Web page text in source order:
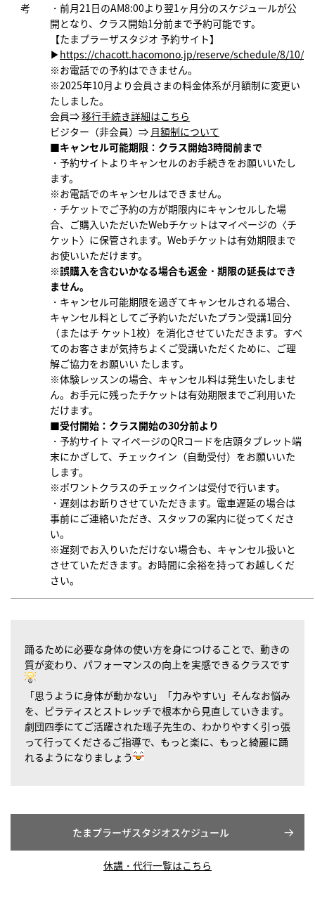
考
・前月21日のAM8:00より翌1ヶ月分のスケジュールが公
開となり、クラス開始1分前まで予約可能です。
【たまプラーザスタジオ 予約サイト】
▶ https://chacott.hacomono.jp/reserve/schedule/8/10/
※お電話での予約はできません。
※2025年10月より会員さまの料金体系が月額制に変更い
たしました。
会員⇒移行手続き詳細はこちら
ビジター（非会員）⇒ 月額制について
■キャンセル可能期限：クラス開始3時間前まで
・予約サイトよりキャンセルのお手続きをお願いいたし
ます。
※お電話でのキャンセルはできません。
・チケットでご予約の方が期限内にキャンセルした場
合、ご購入いただいたWebチケットはマイページの〈チ
ケット〉に保管されます。Webチケットは有効期限まで
お使いいただけます。
※誤購入を含むいかなる場合も返金・期限の延長はでき
ません。
・キャンセル可能期限を過ぎてキャンセルされる場合、
キャンセル料としてご予約いただいたプラン受講1回分
（またはチ ケット1枚）を消化させていただきます。すべ
てのお客さまが気持ちよくご受講いただくために、ご理
解ご協力をお願いい たします。
※体験レッスンの場合、キャンセル料は発生いたしませ
ん。お手元に残ったチケットは有効期限までご利用いた
だけます。
■受付開始：クラス開始の30分前より
・予約サイト マイページのQRコードを店頭タブレット端
末にかざして、チェックイン（自動受付）をお願いいた
します。
※ポワントクラスのチェックインは受付で行います。
・遅刻はお断りさせていただきます。電車遅延の場合は
事前にご連絡いただき、スタッフの案内に従ってくださ
い。
※遅刻でお入りいただけない場合も、キャンセル扱いと
させていただきます。お時間に余裕を持ってお越しくだ
さい。
踊るために必要な身体の使い方を身につけることで、動きの
質が変わり、パフォーマンスの向上を実感できるクラスです
「思うように身体が動かない」「力みやすい」そんなお悩み
を、ピラティスとストレッチで根本から見直していきます。
劇団四季にてご活躍された瑶子先生の、わかりやすく引っ張
って行ってくださるご指導で、もっと楽に、もっと綺麗に踊
れるようになりましょう
たまプラーザスタジオスケジュール
休講・代行一覧はこちら